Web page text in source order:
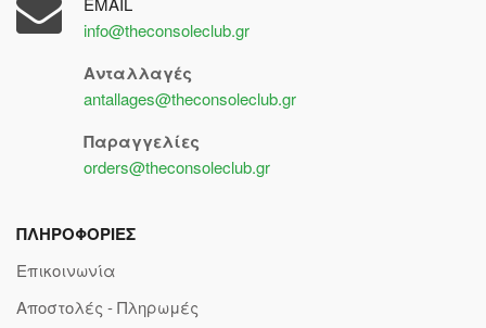
info@theconsoleclub.gr
Ανταλλαγές
antallages@theconsoleclub.gr
Παραγγελίες
orders@theconsoleclub.gr
ΠΛΗΡΟΦΟΡΙΕΣ
Επικοινωνία
Αποστολές - Πληρωμές